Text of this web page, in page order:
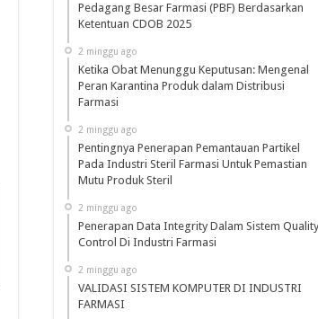
Pedagang Besar Farmasi (PBF) Berdasarkan
Ketentuan CDOB 2025
2 minggu ago
Ketika Obat Menunggu Keputusan: Mengenal
Peran Karantina Produk dalam Distribusi
Farmasi
2 minggu ago
Pentingnya Penerapan Pemantauan Partikel
Pada Industri Steril Farmasi Untuk Pemastian
Mutu Produk Steril
2 minggu ago
Penerapan Data Integrity Dalam Sistem Quality
Control Di Industri Farmasi
2 minggu ago
VALIDASI SISTEM KOMPUTER DI INDUSTRI
FARMASI